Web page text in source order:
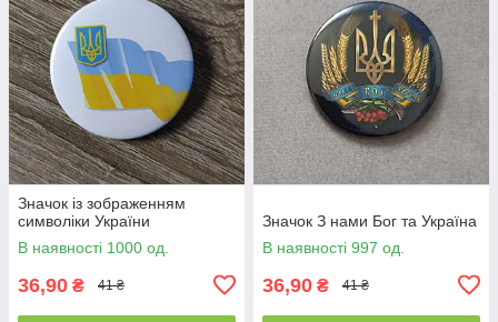
Значок із зображенням
символіки України
В наявності 1000 од.
36,90 ₴ 41 ₴
Значок З нами Бог та Україна
В наявності 997 од.
36,90 ₴ 41 ₴